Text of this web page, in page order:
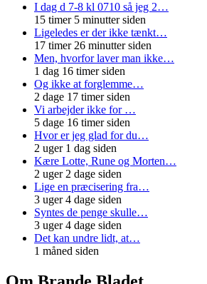
I dag d 7-8 kl 0710 så jeg 2…
15 timer 5 minutter siden
Ligeledes er der ikke tænkt…
17 timer 26 minutter siden
Men, hvorfor laver man ikke…
1 dag 16 timer siden
Og ikke at forglemme…
2 dage 17 timer siden
Vi arbejder ikke for …
5 dage 16 timer siden
Hvor er jeg glad for du…
2 uger 1 dag siden
Kære Lotte, Rune og Morten…
2 uger 2 dage siden
Lige en præcisering fra…
3 uger 4 dage siden
Syntes de penge skulle…
3 uger 4 dage siden
Det kan undre lidt, at…
1 måned siden